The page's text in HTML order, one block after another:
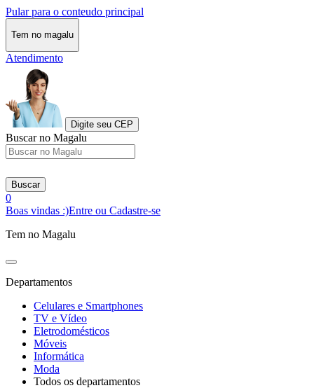
Pular para o conteudo principal
Tem no magalu
Atendimento
Digite seu CEP
Buscar no Magalu
Buscar
0
Boas vindas :)Entre ou Cadastre-se
Tem no Magalu
Departamentos
Celulares e Smartphones
TV e Vídeo
Eletrodomésticos
Móveis
Informática
Moda
Todos os departamentos